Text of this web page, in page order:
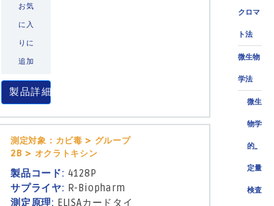
クロマ
ト法
微生物
学法
微生
物学
的_
定量
検査
お気
に入
りに
追加
製品詳細
測定対象：カビ毒 > グループ
2B > オクラトキシン
製品コード: 4128P
サプライヤ: R-Biopharm
測定原理: ELISAカードタイ